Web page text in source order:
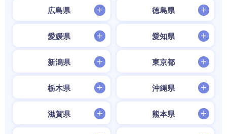
広島県 徳島県
愛媛県 愛知県
新潟県 東京都
栃木県 沖縄県
滋賀県 熊本県